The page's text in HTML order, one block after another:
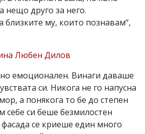
нещо друго за него.
близките му, които познавам“,
Любен Дилов
емоционален. Винаги даваше
си. Никога не го напусна
а понякога то бе до степен
себе си беше безмилостен
фасада се криеше един много